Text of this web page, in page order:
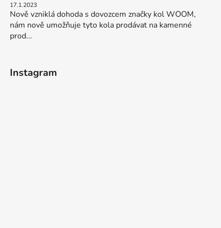
17.1.2023
Nově vzniklá dohoda s dovozcem značky kol WOOM,
nám nově umožňuje tyto kola prodávat na kamenné
prod...
Instagram